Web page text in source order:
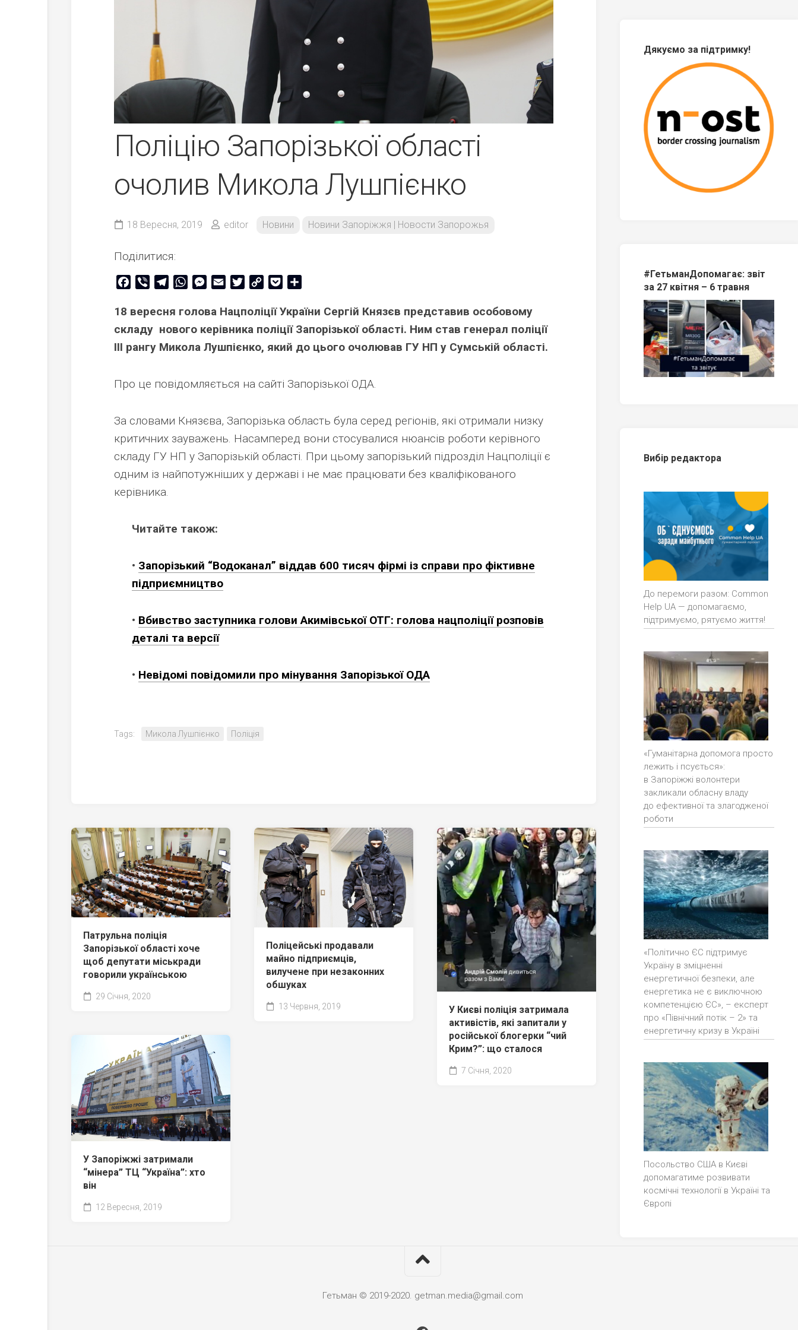
Поліцію Запорізької області
очолив Микола Лушпієнко
18 Вересня, 2019 editor Новини Новини Запоріжжя | Новости Запорожья
Поділитися:
Facebook
Viber TelegramWhatsAppMessenger
Email TwitterCopy
Pocket
18 вересня голова Нацполіції України Сергій Князєв представив особовому
складу нового керівника поліції Запорізької області. Ним став генерал поліції
ІІІ рангу Микола Лушпієнко, який до цього очолював ГУ НП у Сумській області.
Про це повідомляється на сайті Запорізької ОДА.
За словами Князєва, Запорізька область була серед регіонів, які отримали низку
критичних зауважень. Насамперед вони стосувалися нюансів роботи керівного
складу ГУ НП у Запорізькій області. При цьому запорізький підрозділ Нацполіції є
одним із найпотужніших у державі і не має працювати без кваліфікованого
керівника.
Читайте також:
• Запорізький “Водоканал” віддав 600 тисяч фірмі із справи про фіктивне
підприємництво
• Вбивство заступника голови Акимівської ОТГ: голова нацполіції розповів
деталі та версії
• Невідомі повідомили про мінування Запорізької ОДА
Tags: Микола Лушпієнко Поліція
Патрульна поліція
Запорізької області хоче
щоб депутати міськради
говорили українською
29 Січня, 2020
Поліцейські продавали
майно підприємців,
вилучене при незаконних
обшуках
13 Червня, 2019
У Києві поліція затримала
активістів, які запитали у
російської блогерки “чий
Крим?”: що сталося
7 Січня, 2020
У Запоріжжі затримали
“мінера” ТЦ “Україна”: хто
він
12 Вересня, 2019
Дякуємо за підтримку!
#ГетьманДопомагає: звіт
за 27 квітня – 6 травня
Вибір редактора
До перемоги разом: Common
Help UA — допомагаємо,
підтримуємо, рятуємо життя!
«Гуманітарна допомога просто
лежить і псується»:
в Запоріжжі волонтери
закликали обласну владу
до ефективної та злагодженої
роботи
«Політично ЄС підтримує
Україну в зміцненні
енергетичної безпеки, але
енергетика не є виключною
компетенцією ЄС», – експерт
про «Північний потік – 2» та
енергетичну кризу в Україні
Посольство США в Києві
допомагатиме розвивати
космічні технології в Україні та
Європі
Гетьман © 2019-2020. getman.media@gmail.com